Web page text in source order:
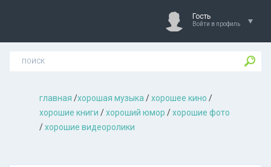
Гость
Войти в профиль
главная /хорошая музыкa /хорошее кино /
хорошие книги /хороший юмор /хорошие фото
/хорошие видеоролики